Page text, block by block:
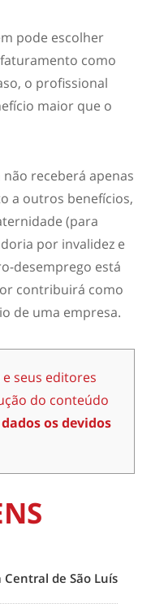
pode escolher
como
o profissional
maior que o
receberá apenas
a outros benefícios,
(para
por invalidez e
desemprego está
contribuirá como
de uma empresa.
seus editores
do conteúdo
os devidos
de São Luís